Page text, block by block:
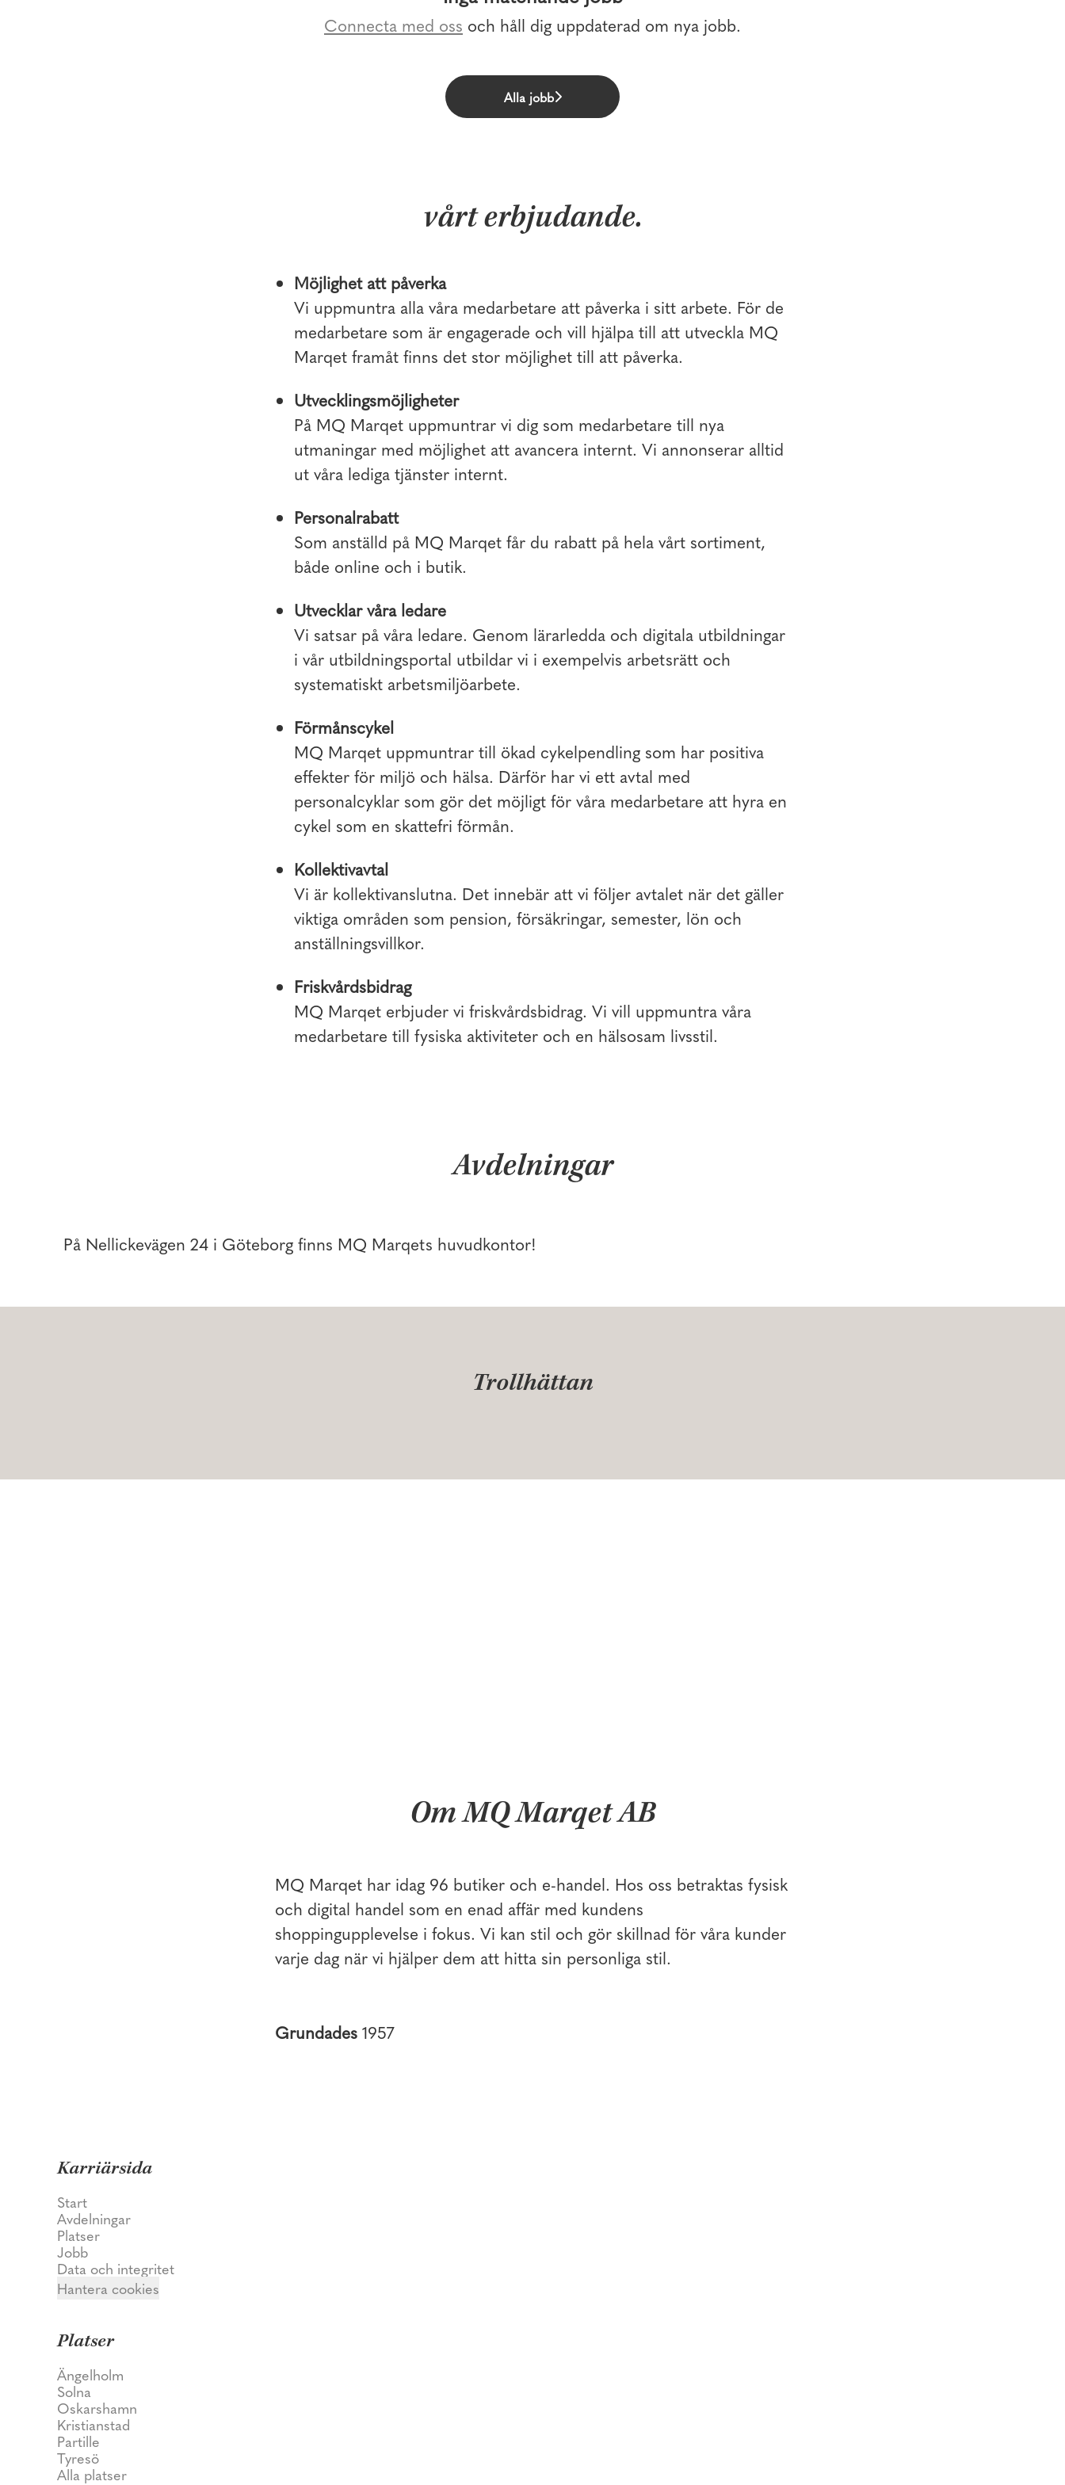
Connecta med oss och håll dig uppdaterad om nya jobb.
Alla jobb
vårt erbjudande.
Möjlighet att påverka
Vi uppmuntra alla våra medarbetare att påverka i sitt arbete. För de
medarbetare som är engagerade och vill hjälpa till att utveckla MQ
Marqet framåt finns det stor möjlighet till att påverka.
Utvecklingsmöjligheter
På MQ Marqet uppmuntrar vi dig som medarbetare till nya
utmaningar med möjlighet att avancera internt. Vi annonserar alltid
ut våra lediga tjänster internt.
Personalrabatt
Som anställd på MQ Marqet får du rabatt på hela vårt sortiment,
både online och i butik.
Utvecklar våra ledare
Vi satsar på våra ledare. Genom lärarledda och digitala utbildningar
i vår utbildningsportal utbildar vi i exempelvis arbetsrätt och
systematiskt arbetsmiljöarbete.
Förmånscykel
MQ Marqet uppmuntrar till ökad cykelpendling som har positiva
effekter för miljö och hälsa. Därför har vi ett avtal med
personalcyklar som gör det möjligt för våra medarbetare att hyra en
cykel som en skattefri förmån.
Kollektivavtal
Vi är kollektivanslutna. Det innebär att vi följer avtalet när det gäller
viktiga områden som pension, försäkringar, semester, lön och
anställningsvillkor.
Friskvårdsbidrag
MQ Marqet erbjuder vi friskvårdsbidrag. Vi vill uppmuntra våra
medarbetare till fysiska aktiviteter och en hälsosam livsstil.
Avdelningar
På Nellickevägen 24 i Göteborg finns MQ Marqets huvudkontor!
Trollhättan
Om MQ Marqet AB
MQ Marqet har idag 96 butiker och e-handel. Hos oss betraktas fysisk
och digital handel som en enad affär med kundens
shoppingupplevelse i fokus. Vi kan stil och gör skillnad för våra kunder
varje dag när vi hjälper dem att hitta sin personliga stil.
Grundades 1957
Karriärsida
Start
Avdelningar
Platser
Jobb
Data och integritet
Hantera cookies
Platser
Ängelholm
Solna
Oskarshamn
Kristianstad
Partille
Tyresö
Alla platser